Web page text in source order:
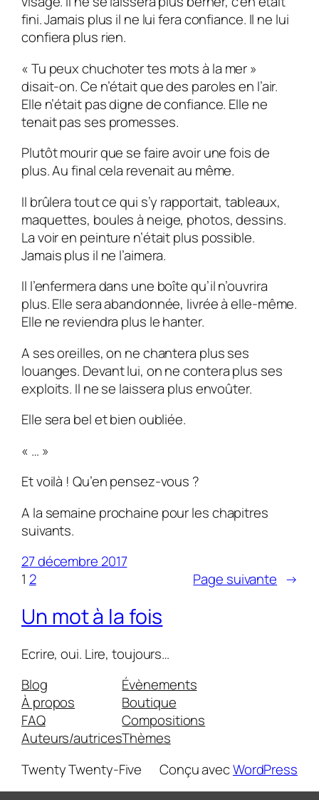
fini. Jamais plus il ne lui fera confiance. Il ne lui
confiera plus rien.
« Tu peux chuchoter tes mots à la mer »
disait-on. Ce n’était que des paroles en l’air.
Elle n’était pas digne de confiance. Elle ne
tenait pas ses promesses.
Plutôt mourir que se faire avoir une fois de
plus. Au final cela revenait au même.
Il brûlera tout ce qui s’y rapportait, tableaux,
maquettes, boules à neige, photos, dessins.
La voir en peinture n’était plus possible.
Jamais plus il ne l’aimera.
Il l’enfermera dans une boîte qu’il n’ouvrira
plus. Elle sera abandonnée, livrée à elle-même.
Elle ne reviendra plus le hanter.
A ses oreilles, on ne chantera plus ses
louanges. Devant lui, on ne contera plus ses
exploits. Il ne se laissera plus envoûter.
Elle sera bel et bien oubliée.
« … »
Et voilà ! Qu’en pensez-vous ?
A la semaine prochaine pour les chapitres
suivants.
27 décembre 2017
1 2 Page suivante →
Un mot à la fois
Ecrire, oui. Lire, toujours…
Blog
À propos
FAQ
Auteurs/autrices
Évènements
Boutique
Compositions
Thèmes
Twenty Twenty-Five
Conçu avecWordPress